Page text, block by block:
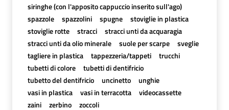
siringhe (con l'apposito cappuccio inserito sull'ago)
spazzole
spazzolini spugne
stoviglie in plastica
stoviglie rotte
stracci
stracci unti da acquaragia
stracci unti da olio minerale
suole per scarpe
sveglie
tagliere in plastica
tappezzeria/tappeti
trucchi
tubetti di colore
tubetti di dentifricio
tubetto del dentifricio
uncinetto
unghie
vasi in plastica
vasi in terracotta
videocassette
zaini
zerbino zoccoli